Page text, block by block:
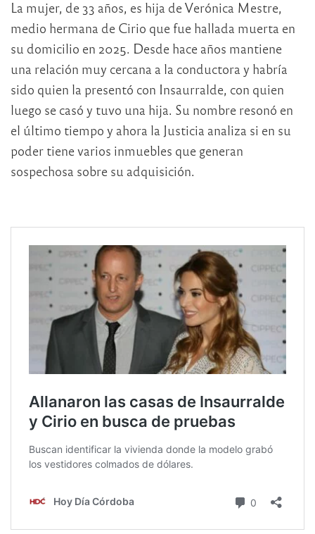
La mujer, de 33 años, es hija de Verónica Mestre,
medio hermana de Cirio que fue hallada muerta en
su domicilio en 2025. Desde hace años mantiene
una relación muy cercana a la conductora y habría
sido quien la presentó con Insaurralde, con quien
luego se casó y tuvo una hija. Su nombre resonó en
el último tiempo y ahora la Justicia analiza si en su
poder tiene varios inmuebles que generan
sospechosa sobre su adquisición.